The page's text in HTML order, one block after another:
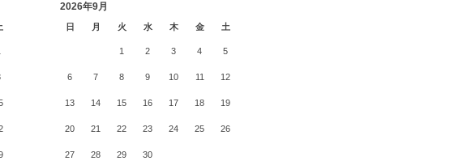
2026年9月
日 月 火 水 木 金 土
1 2 3 4 5
6 7 8 9 10 11 12
13 14 15 16 17 18 19
20 21 22 23 24 25 26
27 28 29 30